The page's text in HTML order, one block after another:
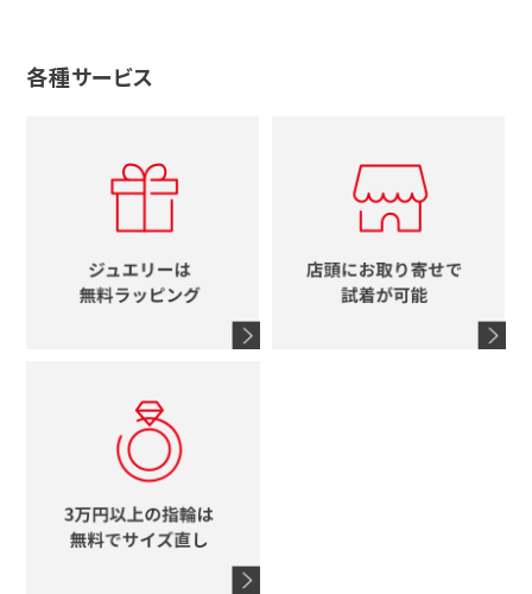
ティファニー
ブルガリ
グッチ
スタージュエリー
ウノアエレ
シャネル
コーチ
ブランドアイテムをすべて見る
メンズ時計
時計をすべて見る
グッチ
ルイヴィトン
エルメス
シャネル
タグホイヤー
十字架
イニシャル
各種サービス